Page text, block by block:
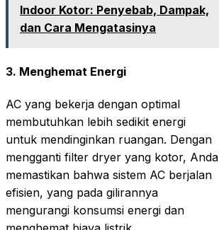
Indoor Kotor: Penyebab, Dampak,
dan Cara Mengatasinya
3. Menghemat Energi
AC yang bekerja dengan optimal
membutuhkan lebih sedikit energi
untuk mendinginkan ruangan. Dengan
mengganti filter dryer yang kotor, Anda
memastikan bahwa sistem AC berjalan
efisien, yang pada gilirannya
mengurangi konsumsi energi dan